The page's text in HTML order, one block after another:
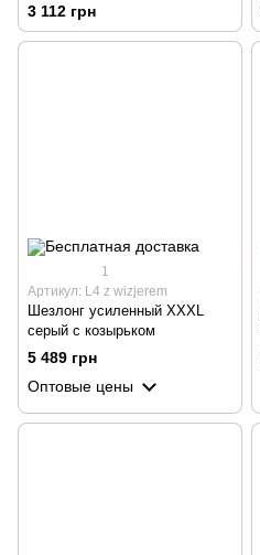
регулируемой спинкой, темно-
3 112 грн
1
Артикул: L4 z wizjerem
Шезлонг усиленный XXXL
серый с козырьком
5 489 грн
Оптовые цены